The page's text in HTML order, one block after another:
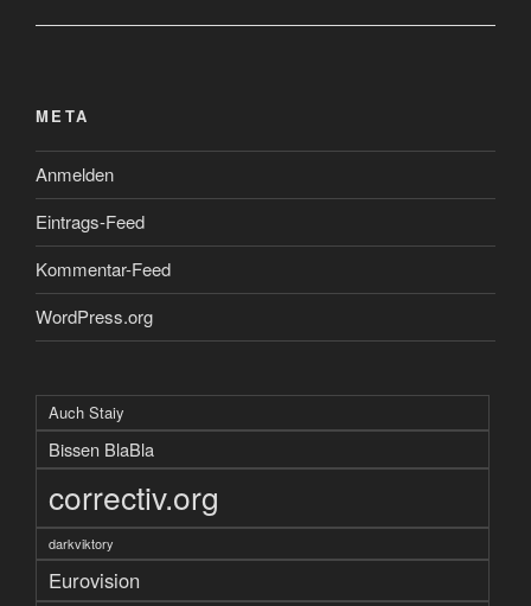
META
Anmelden
Eintrags-Feed
Kommentar-Feed
WordPress.org
Auch Staiy
Bissen BlaBla
correctiv.org
darkviktory
Eurovision